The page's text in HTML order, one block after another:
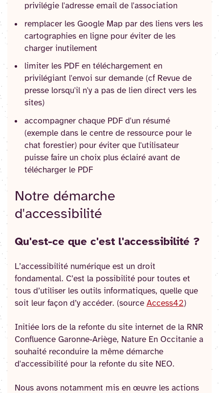
privilégie l'adresse email de l'association
remplacer les Google Map par des liens vers les
cartographies en ligne pour éviter de les
charger inutilement
limiter les PDF en téléchargement en
privilégiant l'envoi sur demande (cf Revue de
presse lorsqu'il n'y a pas de lien direct vers les
sites)
accompagner chaque PDF d'un résumé
(exemple dans le centre de ressource pour le
chat forestier) pour éviter que l'utilisateur
puisse faire un choix plus éclairé avant de
télécharger le PDF
Notre démarche
d'accessibilité
Qu'est-ce que c'est l'accessibilité ?
L’accessibilité numérique est un droit
fondamental. C’est la possibilité pour toutes et
tous d’utiliser les outils informatiques, quelle que
soit leur façon d’y accéder. (source Access42)
Initiée lors de la refonte du site internet de la RNR
Confluence Garonne-Ariège, Nature En Occitanie a
souhaité reconduire la même démarche
d'accessibilité pour la refonte du site NEO.
Nous avons notamment mis en œuvre les actions